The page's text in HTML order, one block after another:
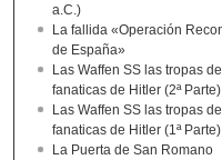
a.C.)
La fallida «Operación
de España»
Las Waffen SS las tropas
fanaticas de Hitler (2ª Parte)
Las Waffen SS las tropas
fanaticas de Hitler (1ª Parte)
La Puerta de San Romano